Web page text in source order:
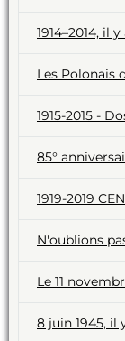
1914–2014, il
Les Polonais
1915-2015 -
85°
1919-2019
N'oublions
Le 11
8 juin 1945, il